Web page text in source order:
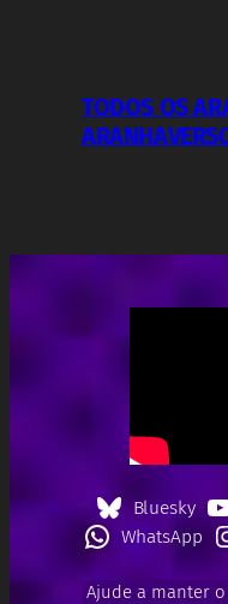
TODOS OS
Bluesky
WhatsApp
Ajude a manter o